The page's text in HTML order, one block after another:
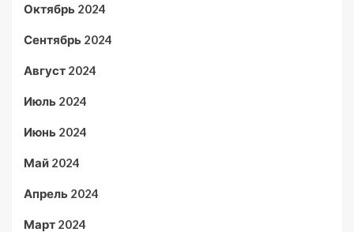
Октябрь 2024
Сентябрь 2024
Август 2024
Июль 2024
Июнь 2024
Май 2024
Апрель 2024
Март 2024